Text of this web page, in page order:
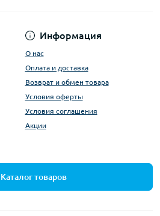
Информация
О нас
Оплата и доставка
Возврат и обмен товара
Условия оферты
Условия соглашения
Акции
Каталог товаров